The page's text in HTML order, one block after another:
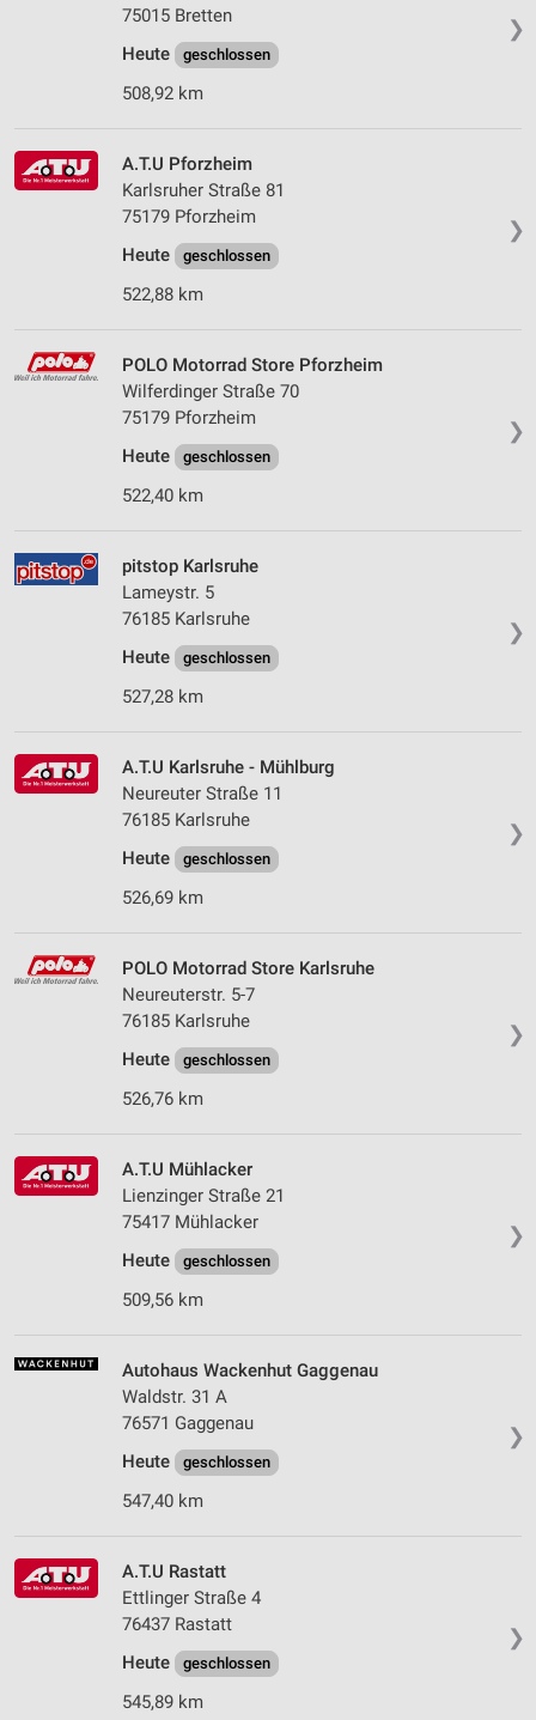
❯
75015 Bretten
Heute
geschlossen
508,92 km
❯
A.T.U Pforzheim
Karlsruher Straße 81
75179 Pforzheim
Heute
geschlossen
522,88 km
❯
POLO Motorrad Store Pforzheim
Wilferdinger Straße 70
75179 Pforzheim
Heute
geschlossen
522,40 km
❯
pitstop Karlsruhe
Lameystr. 5
76185 Karlsruhe
Heute
geschlossen
527,28 km
❯
A.T.U Karlsruhe - Mühlburg
Neureuter Straße 11
76185 Karlsruhe
Heute
geschlossen
526,69 km
❯
POLO Motorrad Store Karlsruhe
Neureuterstr. 5-7
76185 Karlsruhe
Heute
geschlossen
526,76 km
❯
A.T.U Mühlacker
Lienzinger Straße 21
75417 Mühlacker
Heute
geschlossen
509,56 km
❯
Autohaus Wackenhut Gaggenau
Waldstr. 31 A
76571 Gaggenau
Heute
geschlossen
547,40 km
❯
A.T.U Rastatt
Ettlinger Straße 4
76437 Rastatt
Heute
geschlossen
545,89 km